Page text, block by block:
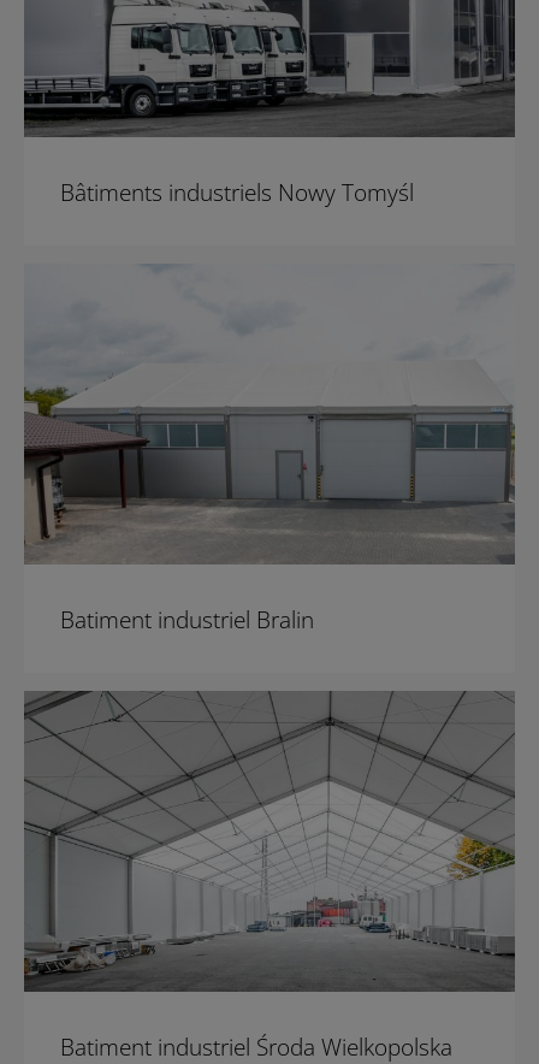
Bâtiments industriels Nowy Tomyśl
Batiment industriel Bralin
Batiment industriel Środa Wielkopolska